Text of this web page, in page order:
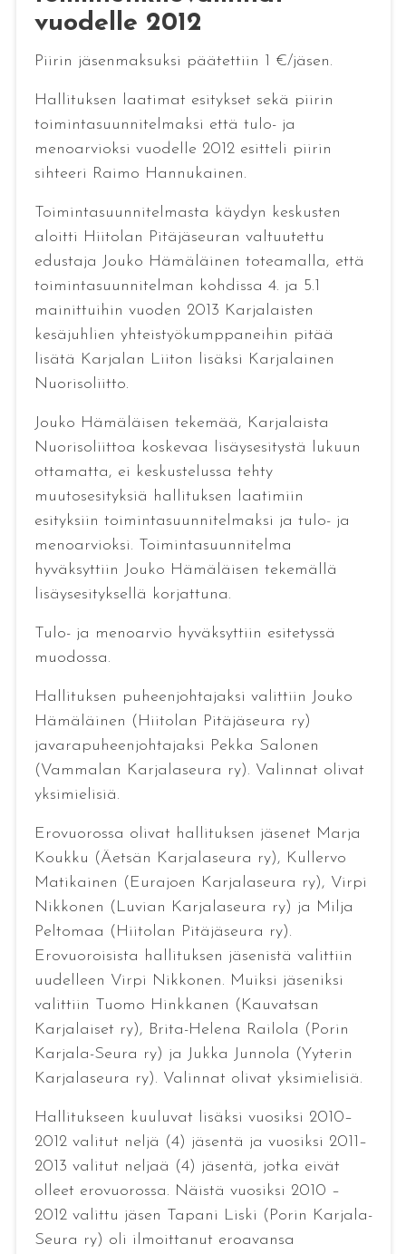
vuodelle 2012
Piirin jäsenmaksuksi päätettiin 1 €/jäsen.
Hallituksen laatimat esitykset sekä piirin
toimintasuunnitelmaksi että tulo- ja
menoarvioksi vuodelle 2012 esitteli piirin
sihteeri Raimo Hannukainen.
Toimintasuunnitelmasta käydyn keskusten
aloitti Hiitolan Pitäjäseuran valtuutettu
edustaja Jouko Hämäläinen toteamalla, että
toimintasuunnitelman kohdissa 4. ja 5.1
mainittuihin vuoden 2013 Karjalaisten
kesäjuhlien yhteistyökumppaneihin pitää
lisätä Karjalan Liiton lisäksi Karjalainen
Nuorisoliitto.
Jouko Hämäläisen tekemää, Karjalaista
Nuorisoliittoa koskevaa lisäysesitystä lukuun
ottamatta, ei keskustelussa tehty
muutosesityksiä hallituksen laatimiin
esityksiin toimintasuunnitelmaksi ja tulo- ja
menoarvioksi. Toimintasuunnitelma
hyväksyttiin Jouko Hämäläisen tekemällä
lisäysesityksellä korjattuna.
Tulo- ja menoarvio hyväksyttiin esitetyssä
muodossa.
Hallituksen puheenjohtajaksi valittiin Jouko
Hämäläinen (Hiitolan Pitäjäseura ry)
javarapuheenjohtajaksi Pekka Salonen
(Vammalan Karjalaseura ry). Valinnat olivat
yksimielisiä.
Erovuorossa olivat hallituksen jäsenet Marja
Koukku (Äetsän Karjalaseura ry), Kullervo
Matikainen (Eurajoen Karjalaseura ry), Virpi
Nikkonen (Luvian Karjalaseura ry) ja Milja
Peltomaa (Hiitolan Pitäjäseura ry).
Erovuoroisista hallituksen jäsenistä valittiin
uudelleen Virpi Nikkonen. Muiksi jäseniksi
valittiin Tuomo Hinkkanen (Kauvatsan
Karjalaiset ry), Brita-Helena Railola (Porin
Karjala-Seura ry) ja Jukka Junnola (Yyterin
Karjalaseura ry). Valinnat olivat yksimielisiä.
Hallitukseen kuuluvat lisäksi vuosiksi 2010–
2012 valitut neljä (4) jäsentä ja vuosiksi 2011–
2013 valitut neljaä (4) jäsentä, jotka eivät
olleet erovuorossa. Näistä vuosiksi 2010 –
2012 valittu jäsen Tapani Liski (Porin Karjala-
Seura ry) oli ilmoittanut eroavansa